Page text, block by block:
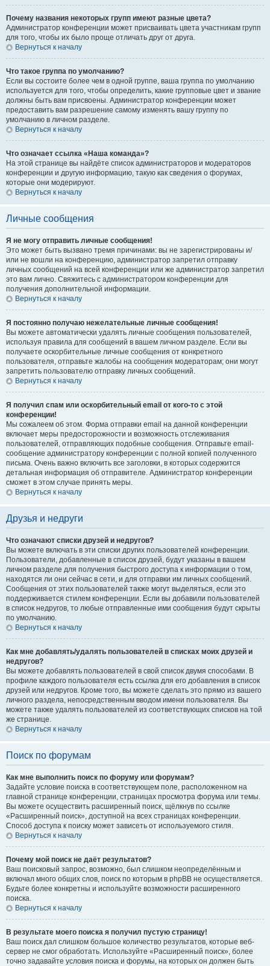
Почему названия некоторых групп имеют разные цвета?
Администратор конференции может присваивать цвета участникам групп
для того, чтобы их было проще отличать друг от друга.
Вернуться к началу
Что такое группа по умолчанию?
Если вы состоите более чем в одной группе, ваша группа по умолчанию
используется для того, чтобы определить, какие групповые цвет и звание
должны быть вам присвоены. Администратор конференции может
предоставить вам разрешение самому изменять вашу группу по
умолчанию в личном разделе.
Вернуться к началу
Что означает ссылка «Наша команда»?
На этой странице вы найдёте список администраторов и модераторов
конференции и другую информацию, такую как сведения о форумах,
которые они модерируют.
Вернуться к началу
Личные сообщения
Я не могу отправить личные сообщения!
Это может быть вызвано тремя причинами: вы не зарегистрированы и/
или не вошли на конференцию, администратор запретил отправку
личных сообщений на всей конференции или же администратор запретил
это вам лично. Свяжитесь с администратором конференции для
получения дополнительной информации.
Вернуться к началу
Я постоянно получаю нежелательные личные сообщения!
Вы можете автоматически удалять личные сообщения пользователей,
используя правила для сообщений в вашем личном разделе. Если вы
получаете оскорбительные личные сообщения от конкретного
пользователя, отправьте жалобы на сообщения модераторам; они могут
запретить пользователю отправку личных сообщений.
Вернуться к началу
Я получил спам или оскорбительный email от кого-то с этой
конференции!
Мы сожалеем об этом. Форма отправки email на данной конференции
включает меры предосторожности и возможность отслеживания
пользователей, отправляющих подобные сообщения. Отправьте email-
сообщение администратору конференции с полной копией полученного
письма. Очень важно включить все заголовки, в которых содержится
детальная информация об отправителе. Администратор конференции
сможет в этом случае принять меры.
Вернуться к началу
Друзья и недруги
Что означают списки друзей и недругов?
Вы можете включать в эти списки других пользователей конференции.
Пользователи, добавленные в список друзей, будут указаны в вашем
личном разделе для получения быстрого доступа к информации о том,
находятся ли они сейчас в сети, и для отправки им личных сообщений.
Сообщения от этих пользователей также могут выделяться, если это
поддерживается стилем конференции. Если вы добавили пользователей
в список недругов, то любые отправленные ими сообщения будут скрыты
по умолчанию.
Вернуться к началу
Как мне добавлять/удалять пользователей в списках моих друзей и
недругов?
Вы можете добавлять пользователей в свой список двумя способами. В
профиле каждого пользователя есть ссылка для его добавления в список
друзей или недругов. Кроме того, вы можете сделать это прямо из вашего
личного раздела, непосредственным вводом имени пользователя. Вы
можете также удалять пользователей из соответствующих списков на той
же странице.
Вернуться к началу
Поиск по форумам
Как мне выполнить поиск по форуму или форумам?
Задайте условие поиска в соответствующем поле, расположенном на
главной странице конференции, страницах просмотра форума или темы.
Вы можете осуществить расширенный поиск, щёлкнув по ссылке
«Расширенный поиск», доступной на всех страницах конференции.
Способ доступа к поиску может зависеть от используемого стиля.
Вернуться к началу
Почему мой поиск не даёт результатов?
Ваш поисковый запрос, возможно, был слишком неопределённым и
включал много общих слов, поиск по которым в phpBB не осуществляется.
Будьте более конкретны и используйте возможности расширенного
поиска.
Вернуться к началу
В результате моего поиска я получил пустую страницу!
Ваш поиск дал слишком большое количество результатов, которые веб-
сервер не смог обработать. Используйте «Расширенный поиск», более
точно задавайте условия поиска и форумы, на которых он должен быть